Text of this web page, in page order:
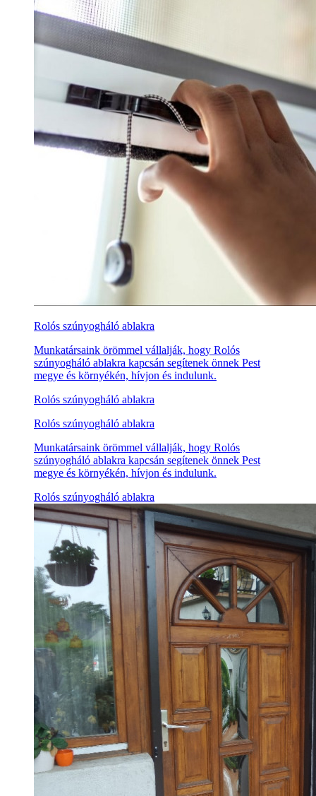
Rolós szúnyogháló ablakra
Munkatársaink örömmel vállalják, hogy Rolós
szúnyogháló ablakra kapcsán segítenek önnek Pest
megye és környékén, hívjon és indulunk.
Rolós szúnyogháló ablakra
Rolós szúnyogháló ablakra
Munkatársaink örömmel vállalják, hogy Rolós
szúnyogháló ablakra kapcsán segítenek önnek Pest
megye és környékén, hívjon és indulunk.
Rolós szúnyogháló ablakra